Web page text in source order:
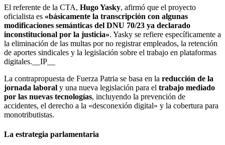
El referente de la CTA, Hugo Yasky, afirmó que el proyecto
oficialista es «básicamente la transcripción con algunas
modificaciones semánticas del DNU 70/23 ya declarado
inconstitucional por la justicia». Yasky se refiere específicamente a
la eliminación de las multas por no registrar empleados, la retención
de aportes sindicales y la legislación sobre el trabajo en plataformas
digitales.__IP__
La contrapropuesta de Fuerza Patria se basa en la reducción de la
jornada laboral y una nueva legislación para el trabajo mediado
por las nuevas tecnologías, incluyendo la prevención de
accidentes, el derecho a la «desconexión digital» y la cobertura para
monotributistas.
La estrategia parlamentaria